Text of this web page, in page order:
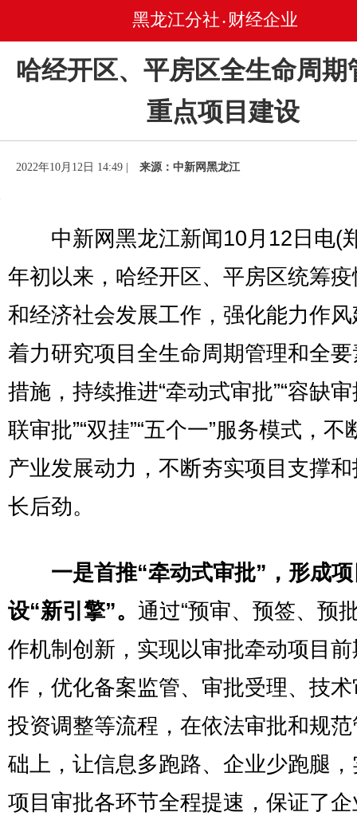
黑龙江分社 • 财经企业
哈经开区、平房区全生命周期
重点项目建设
2022年10月12日 14:49 | 来源：中新网黑龙江
中新网黑龙江新闻10月12日电(
年初以来，哈经开区、平房区统筹
和经济社会发展工作，强化能力作
着力研究项目全生命周期管理和全
措施，持续推进“牵动式审批”“容缺审
联审批”“双挂”“五个一”服务模式，不
产业发展动力，不断夯实项目支撑
长后劲。
一是首推“牵动式审批”，形成
设“新引擎”。 通过“预审、预签、预
作机制创新，实现以审批牵动项目
作，优化备案监管、审批受理、技
投资调整等流程，在依法审批和规
础上，让信息多跑路、企业少跑腿
项目审批各环节全程提速，保证了